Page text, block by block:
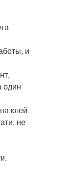
и
один
клей
не